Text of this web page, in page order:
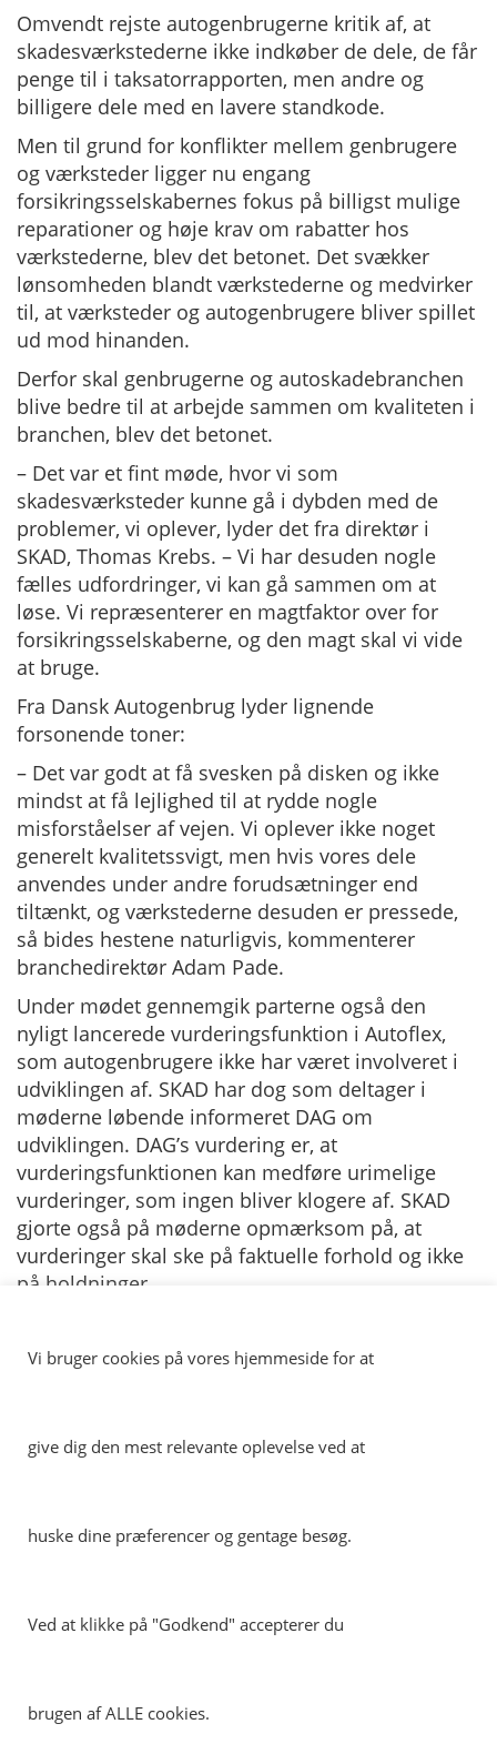
Omvendt rejste autogenbrugerne kritik af, at
skadesværkstederne ikke indkøber de dele, de får
penge til i taksatorrapporten, men andre og
billigere dele med en lavere standkode.
Men til grund for konflikter mellem genbrugere
og værksteder ligger nu engang
forsikringsselskabernes fokus på billigst mulige
reparationer og høje krav om rabatter hos
værkstederne, blev det betonet. Det svækker
lønsomheden blandt værkstederne og medvirker
til, at værksteder og autogenbrugere bliver spillet
ud mod hinanden.
Derfor skal genbrugerne og autoskadebranchen
blive bedre til at arbejde sammen om kvaliteten i
branchen, blev det betonet.
– Det var et fint møde, hvor vi som
skadesværksteder kunne gå i dybden med de
problemer, vi oplever, lyder det fra direktør i
SKAD, Thomas Krebs. – Vi har desuden nogle
fælles udfordringer, vi kan gå sammen om at
løse. Vi repræsenterer en magtfaktor over for
forsikringsselskaberne, og den magt skal vi vide
at bruge.
Fra Dansk Autogenbrug lyder lignende
forsonende toner:
– Det var godt at få svesken på disken og ikke
mindst at få lejlighed til at rydde nogle
misforståelser af vejen. Vi oplever ikke noget
generelt kvalitetssvigt, men hvis vores dele
anvendes under andre forudsætninger end
tiltænkt, og værkstederne desuden er pressede,
så bides hestene naturligvis, kommenterer
branchedirektør Adam Pade.
Under mødet gennemgik parterne også den
nyligt lancerede vurderingsfunktion i Autoflex,
som autogenbrugere ikke har været involveret i
udviklingen af. SKAD har dog som deltager i
møderne løbende informeret DAG om
udviklingen. DAG’s vurdering er, at
vurderingsfunktionen kan medføre urimelige
vurderinger, som ingen bliver klogere af. SKAD
gjorte også på møderne opmærksom på, at
vurderinger skal ske på faktuelle forhold og ikke
på holdninger.
mellem skadesværksteder og
autoautogenbrugere – i form af fælles ERFA-
og genbrugere.
vedrørende Miljøordning for Biler, der skal motivere
Vi bruger cookies på vores hjemmeside for at
give dig den mest relevante oplevelse ved at
huske dine præferencer og gentage besøg.
Ved at klikke på "Godkend" accepterer du
brugen af ALLE cookies.